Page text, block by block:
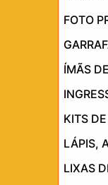
FOTO
ÍMÃS
KITS
LÁPIS,
LIXAS